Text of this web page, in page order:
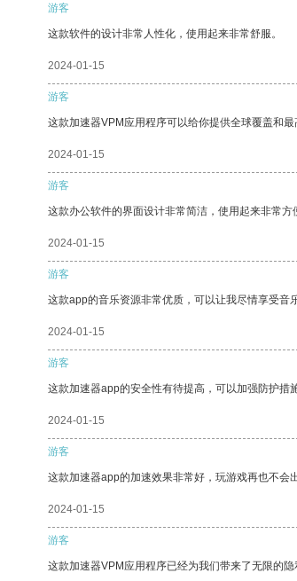
游客
这款软件的设计非常人性化，使用起来非常舒服。
2024-01-15
游客
这款加速器VPM应用程序可以给你提供全球覆盖和最
2024-01-15
游客
这款办公软件的界面设计非常简洁，使用起来非常方
2024-01-15
游客
这款app的音乐资源非常优质，可以让我尽情享受音
2024-01-15
游客
这款加速器app的安全性有待提高，可以加强防护措
2024-01-15
游客
这款加速器app的加速效果非常好，玩游戏再也不会
2024-01-15
游客
这款加速器VPM应用程序已经为我们带来了无限的隐